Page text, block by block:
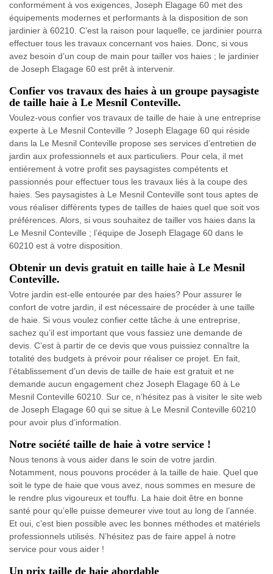
conformément à vos exigences, Joseph Elagage 60 met des
équipements modernes et performants à la disposition de son
jardinier à 60210. C’est la raison pour laquelle, ce jardinier pourra
effectuer tous les travaux concernant vos haies. Donc, si vous
avez besoin d’un coup de main pour tailler vos haies ; le jardinier
de Joseph Elagage 60 est prêt à intervenir.
Confier vos travaux des haies à un groupe paysagiste
de taille haie à Le Mesnil Conteville.
Voulez-vous confier vos travaux de taille de haie à une entreprise
experte à Le Mesnil Conteville ? Joseph Elagage 60 qui réside
dans la Le Mesnil Conteville propose ses services d’entretien de
jardin aux professionnels et aux particuliers. Pour cela, il met
entièrement à votre profit ses paysagistes compétents et
passionnés pour effectuer tous les travaux liés à la coupe des
haies. Ses paysagistes à Le Mesnil Conteville sont tous aptes de
vous réaliser différents types de tailles de haies quel que soit vos
préférences. Alors, si vous souhaitez de tailler vos haies dans la
Le Mesnil Conteville ; l’équipe de Joseph Elagage 60 dans le
60210 est à votre disposition.
Obtenir un devis gratuit en taille haie à Le Mesnil
Conteville.
Votre jardin est-elle entourée par des haies? Pour assurer le
confort de votre jardin, il est nécessaire de procéder à une taille
de haie. Si vous voulez confier cette tâche à une entreprise,
sachez qu’il est important que vous fassiez une demande de
devis. C’est à partir de ce devis que vous puissiez connaître la
totalité des budgets à prévoir pour réaliser ce projet. En fait,
l’établissement d’un devis de taille de haie est gratuit et ne
demande aucun engagement chez Joseph Elagage 60 à Le
Mesnil Conteville 60210. Sur ce, n’hésitez pas à visiter le site web
de Joseph Elagage 60 qui se situe à Le Mesnil Conteville 60210
pour avoir plus d’information.
Notre société taille de haie à votre service !
Nous tenons à vous aider dans le soin de votre jardin.
Notamment, nous pouvons procéder à la taille de haie. Quel que
soit le type de haie que vous avez, nous sommes en mesure de
le rendre plus vigoureux et touffu. La haie doit être en bonne
santé pour qu’elle puisse demeurer vive tout au long de l’année.
Et oui, c’est bien possible avec les bonnes méthodes et matériels
professionnels utilisés. N’hésitez pas de faire appel à notre
service pour vous aider !
Un prix taille de haie abordable